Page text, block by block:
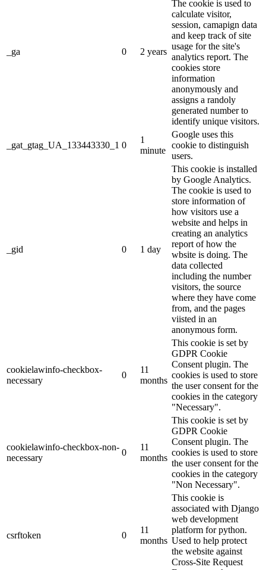
_ga 0 2 years
The cookie is used to
calculate visitor,
session, camapign data
and keep track of site
usage for the site's
analytics report. The
cookies store
information
anonymously and
assigns a randoly
generated number to
identify unique visitors.
_gat_gtag_UA_133443330_1 0
1
minute
Google uses this
cookie to distinguish
users.
_gid 0 1 day
This cookie is installed
by Google Analytics.
The cookie is used to
store information of
how visitors use a
website and helps in
creating an analytics
report of how the
wbsite is doing. The
data collected
including the number
visitors, the source
where they have come
from, and the pages
viisted in an
anonymous form.
cookielawinfo-checkbox-
necessary
0
11
months
This cookie is set by
GDPR Cookie
Consent plugin. The
cookies is used to store
the user consent for the
cookies in the category
"Necessary".
cookielawinfo-checkbox-non-
necessary
0
11
months
This cookie is set by
GDPR Cookie
Consent plugin. The
cookies is used to store
the user consent for the
cookies in the category
"Non Necessary".
csrftoken 0
11
months
This cookie is
associated with Django
web development
platform for python.
Used to help protect
the website against
Cross-Site Request